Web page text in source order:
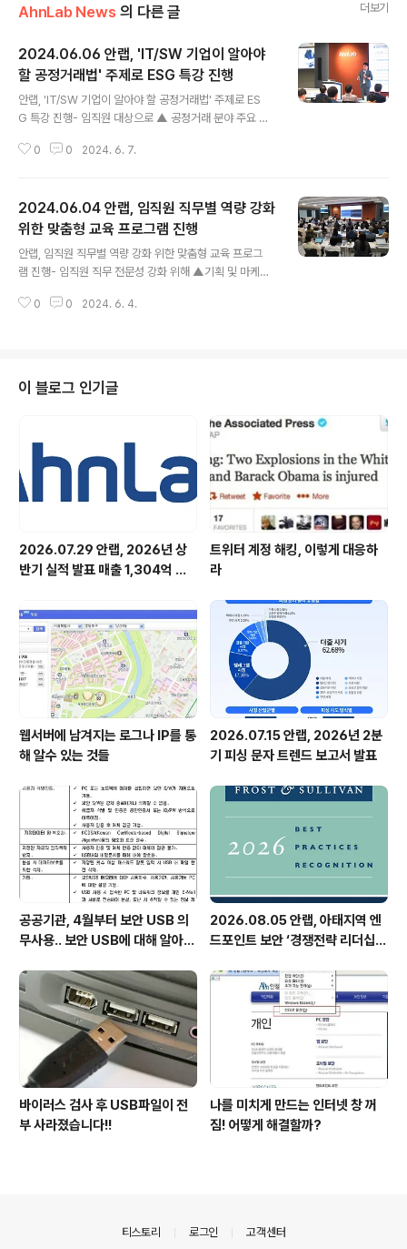
AhnLab News 의 다른 글 더보기
2024.06.06 안랩, 'IT/SW 기업이 알아야
할 공정거래법' 주제로 ESG 특강 진행
안랩, 'IT/SW 기업이 알아야 할 공정거래법' 주제로 ES
G 특강 진행- 임직원 대상으로 ▲ 공정거래 분야 주요 법
직무별·직급별 차별화된 교육 시행 및 지속적인 교육 콘텐
호사를 초청해 임직원 대상 공정거래 특강을 진행했다. ‘IT/
SW 기업이 알아야 할 공정거래법’을 주제로 한 이번 강의
에서는 공정거래법, 대리점법, 하도급법 등 공정거래 분야
주요 법률과 IT/SW 기업이 참고해야 할 공정거래 이슈와
대응 방안을 다뤘다. 이번 특강에서 임직원들은 체크리스
트로 컴플라이언스 준수 여부를 점검하고 실제 사례를 살
0 0 2024. 6. 7.
2024.06.04 안랩, 임직원 직무별 역량 강화
위한 맞춤형 교육 프로그램 진행
안랩, 임직원 직무별 역량 강화 위한 맞춤형 교육 프로그
램 진행- 임직원 직무 전문성 강화 위해 ▲기획 및 마케팅
25~26) ▲세일즈 직무 임직원 대상 ‘2024 세일즈 역량
프로그램을 진행하며 임직원들의 직무별 역량을 지속적으
로 강화하고 있다. 안랩은 최근 ▲기획 및 마케팅 직무 대
상 ‘2024 Planning & Strategy Day’(플래닝&스트레
티지 데이, 4/25~26) ▲세일즈 직무 대상 ‘2024 세일즈
역량 강화 교육’(5/..
0 0 2024. 6. 4.
이 블로그 인기글
2026.07.29 안랩, 2026년 상
반기 실적 발표 매출 1,304억 원,
트위터 계정 해킹, 이렇게 대응하
라
웹서버에 남겨지는 로그나 IP를 통
해 알수 있는 것들
2026.07.15 안랩, 2026년 2분
기 피싱 문자 트렌드 보고서 발표
공공기관, 4월부터 보안 USB 의
무사용.. 보안 USB에 대해 알아봅
2026.08.05 안랩, 아태지역 엔
드포인트 보안 ‘경쟁전략 리더십’
바이러스 검사 후 USB파일이 전
부 사라졌습니다!!
나를 미치게 만드는 인터넷 창 꺼
짐! 어떻게 해결할까?
티스토리 로그인 고객센터